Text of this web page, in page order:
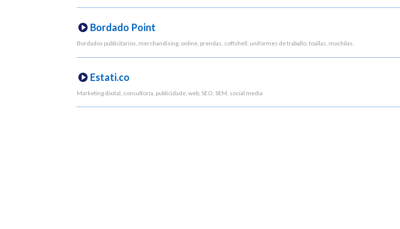
Bordado Point
Bordados publicitarios, merchandising, online, prendas, softshell, uniformes de traballo, toallas, mochilas.
Estati.co
Marketing dixital, consultoría, publicidade, web, SEO, SEM, social media